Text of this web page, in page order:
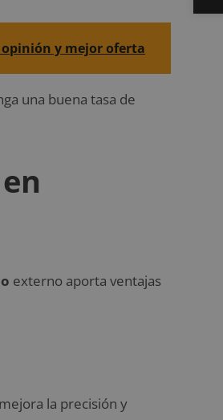
opinión y mejor oferta
una buena tasa de
externo aporta ventajas
la precisión y